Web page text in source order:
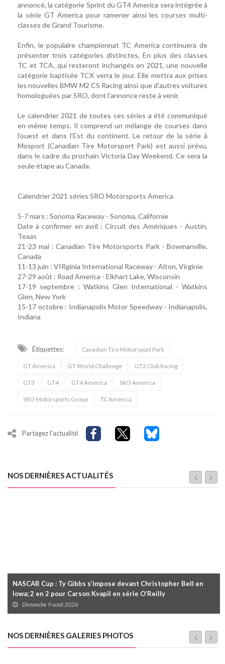
annoncé, la catégorie Sprint du GT4 America sera intégrée à
la série GT America pour ramener ainsi les courses multi-
classes de Grand Tourisme.
Enfin, le populaire championnat TC America continuera de
présenter trois catégories distinctes, En plus des classes
TC et TCA, qui resteront inchangés en 2021, une nouvelle
catégorie baptisée TCX verra le jour. Elle mettra aux prises
les nouvelles BMW M2 CS Racing ainsi que d'autres voitures
homologuées par SRO, dont l’annonce reste à venir.
Le calendrier 2021 de toutes ces séries a été communiqué
en même temps. Il comprend un mélange de courses dans
l’ouest et dans l’Est du continent. Le retour de la série à
Mosport (Canadian Tire Motorsport Park) est aussi prévu,
dans le cadre du prochain Victoria Day Weekend. Ce sera la
seule étape au Canada.
Calendrier 2021 séries SRO Motorsports America
5-7 mars : Sonoma Raceway - Sonoma, Californie
Date à confirmer en avril : Circuit des Amériques - Austin,
Texas
21-23 mai : Canadian Tire Motorsports Park - Bowmanville,
Canada
11-13 juin : VIRginia International Raceway - Alton, Virginie
27-29 août : Road America - Elkhart Lake, Wisconsin
17-19 septembre : Watkins Glen International - Watkins
Glen, New York
15-17 octobre : Indianapolis Motor Speedway - Indianapolis,
Indiana
Étiquettes: Canadian Tire Motorsport Park
GT America GT World Challenge GT2 Club Racing
GT3 GT4 GT4 America SRO America
SRO Motorsports Group TC America
Partagez l'actualité
NOS DERNIÈRES ACTUALITÉS
NASCAR Cup : Ty Gibbs s’impose devant Christopher Bell en
Iowa; 2 en 2 pour Carson Kvapil en série O’Reilly
Dimanche 9 août 2026
NOS DERNIÈRES GALERIES PHOTOS